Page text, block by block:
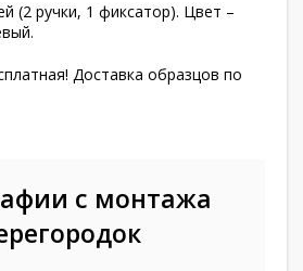
(2 ручки, 1 фиксатор). Цвет –
Доставка образцов по
с монтажа